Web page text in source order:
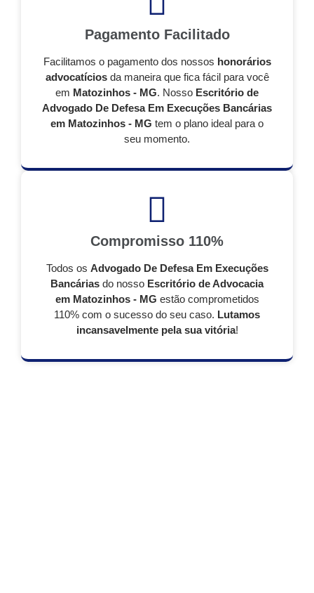
Pagamento Facilitado
Facilitamos o pagamento dos nossos honorários
advocatíciosda maneira que fica fácil para você
em Matozinhos - MG. Nosso Escritório de
Advogado De Defesa Em Execuções Bancárias
em Matozinhos - MG tem o plano ideal para o
seu momento.
Compromisso 110%
Todos os Advogado De Defesa Em Execuções
Bancárias do nosso Escritório de Advocacia
em Matozinhos - MG estão comprometidos
110% com o sucesso do seu caso. Lutamos
incansavelmente pela sua vitória!